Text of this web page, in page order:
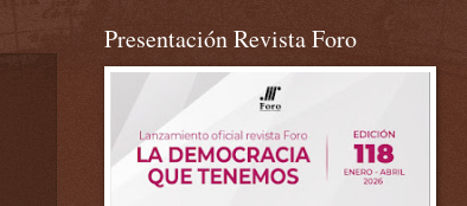
Presentación Revista Foro